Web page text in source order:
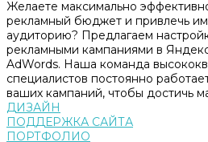
Желаете максимально
рекламный бюджет и привлечь
аудиторию? Предлагаем
рекламными кампаниями в
AdWords. Наша команда
специалистов постоянно
ваших кампаний, чтобы достичь
ДИЗАЙН
ПОДДЕРЖКА САЙТА
ПОРТФОЛИО